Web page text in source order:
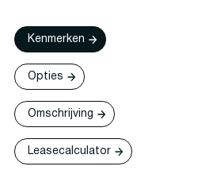
Kenmerken
Opties
Omschrijving
Leasecalculator